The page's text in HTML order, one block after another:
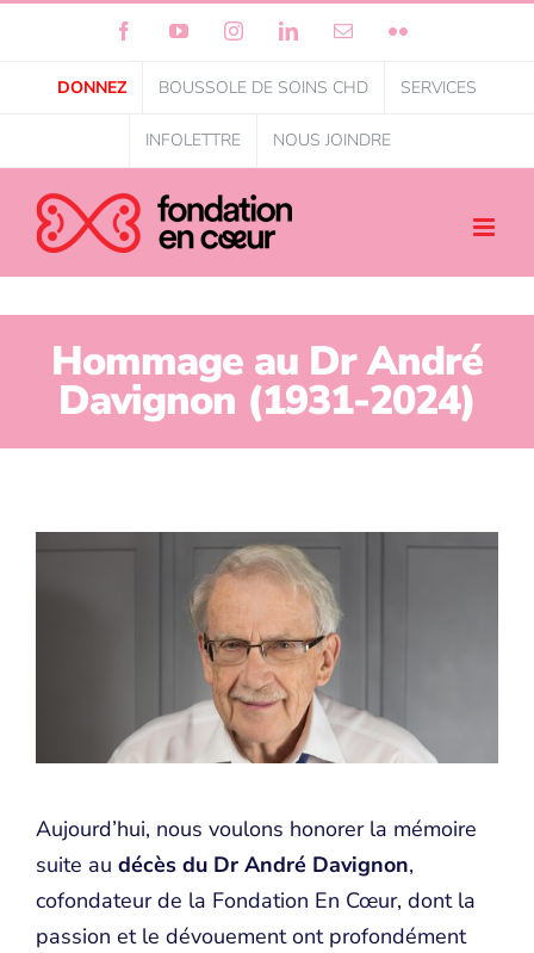
FacebookYouTubeInstagramLinkedInCourrielFlickr
DONNEZ BOUSSOLE DE SOINS CHD SERVICES
INFOLETTRE NOUS JOINDRE
Hommage au Dr André
Davignon (1931-2024)
Aujourd’hui, nous voulons honorer la mémoire
suite au décès du Dr André Davignon,
cofondateur de la Fondation En Cœur, dont la
passion et le dévouement ont profondément